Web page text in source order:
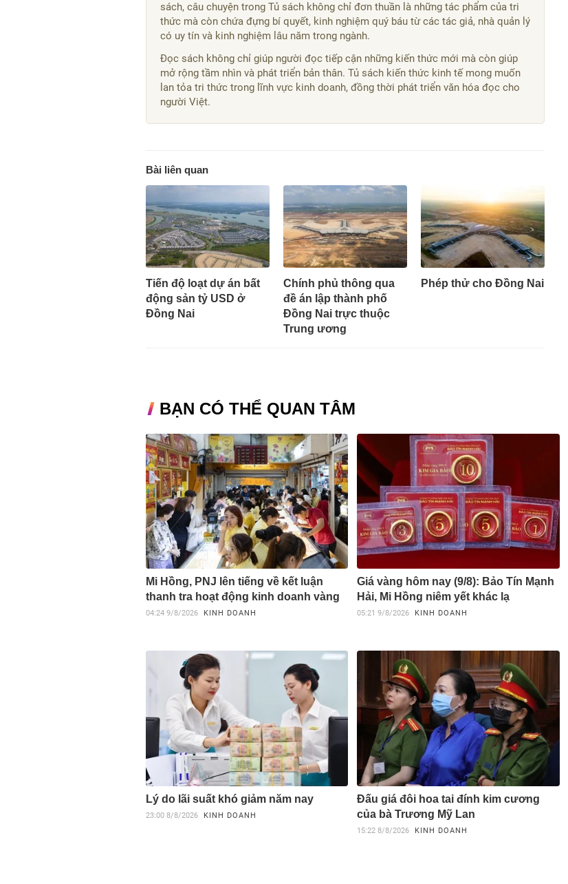
sách, câu chuyện trong Tủ sách không chỉ đơn thuần là những tác phẩm của tri
thức mà còn chứa đựng bí quyết, kinh nghiệm quý báu từ các tác giả, nhà quản lý
có uy tín và kinh nghiệm lâu năm trong ngành.
Đọc sách không chỉ giúp người đọc tiếp cận những kiến thức mới mà còn giúp
mở rộng tầm nhìn và phát triển bản thân. Tủ sách kiến thức kinh tế mong muốn
lan tỏa tri thức trong lĩnh vực kinh doanh, đồng thời phát triển văn hóa đọc cho
người Việt.
Bài liên quan
Tiến độ loạt dự án bất
động sản tỷ USD ở
Đồng Nai
Chính phủ thông qua
đề án lập thành phố
Đồng Nai trực thuộc
Trung ương
Phép thử cho Đồng Nai
BẠN CÓ THỂ QUAN TÂM
Mi Hồng, PNJ lên tiếng về kết luận
thanh tra hoạt động kinh doanh vàng
04:24 9/8/2026 KINH DOANH
Giá vàng hôm nay (9/8): Bảo Tín Mạnh
Hải, Mi Hồng niêm yết khác lạ
05:21 9/8/2026 KINH DOANH
Lý do lãi suất khó giảm năm nay
23:00 8/8/2026 KINH DOANH
Đấu giá đôi hoa tai đính kim cương
của bà Trương Mỹ Lan
15:22 8/8/2026 KINH DOANH